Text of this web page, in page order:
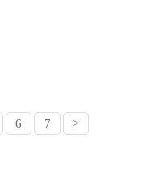
嗚，尤其是「減
6 7 >